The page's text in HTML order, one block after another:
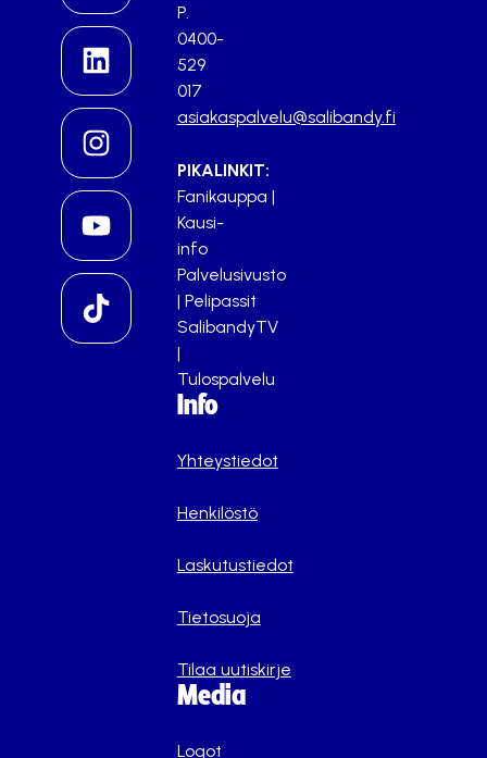
P.
0400-
529
017
asiakaspalvelu@salibandy.fi
PIKALINKIT:
Fanikauppa |
Kausi-
info
Palvelusivusto
| Pelipassit
SalibandyTV
|
Tulospalvelu
Info
Yhteystiedot
Henkilöstö
Laskutustiedot
Tietosuoja
Tilaa uutiskirje
Media
Logot